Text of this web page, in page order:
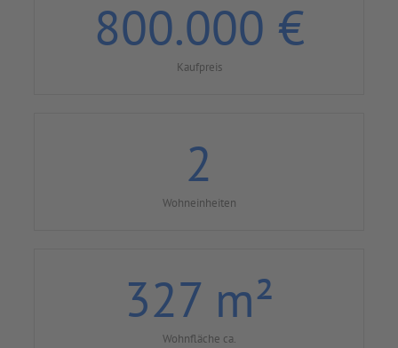
800.000 €
Kaufpreis
2
Wohneinheiten
327m²
Wohnfläche ca.